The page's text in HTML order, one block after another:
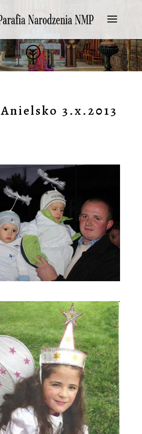
?
3.x.2013